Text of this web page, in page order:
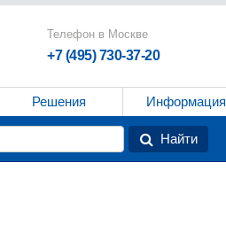
Телефон в Москве
+7 (495) 730-37-20
Решения Информация
Найти